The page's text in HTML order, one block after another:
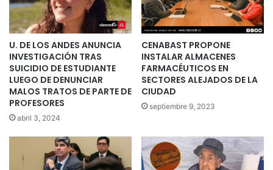
U. DE LOS ANDES ANUNCIA
INVESTIGACIÓN TRAS
SUICIDIO DE ESTUDIANTE
LUEGO DE DENUNCIAR
MALOS TRATOS DE PARTE DE
PROFESORES
abril 3, 2024
CENABAST PROPONE
INSTALAR ALMACENES
FARMACÉUTICOS EN
SECTORES ALEJADOS DE LA
CIUDAD
septiembre 9, 2023